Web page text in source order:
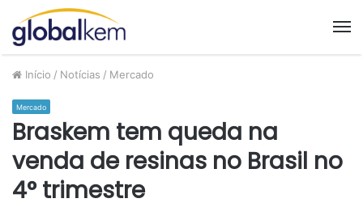
Início / Notícias / Mercado
Mercado
Braskem tem queda na
venda de resinas no Brasil no
4° trimestre